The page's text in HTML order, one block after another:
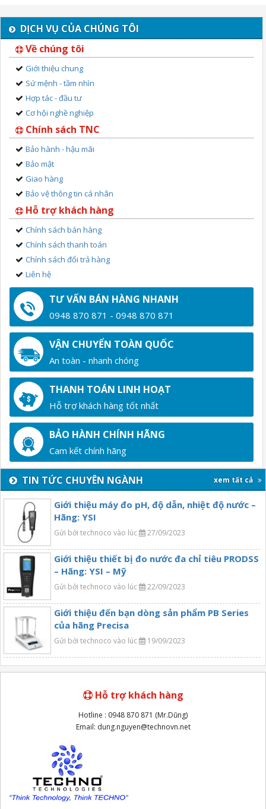
DỊCH VỤ CỦA CHÚNG TÔI
Về chúng tôi
Giới thiệu chung
Sứ mệnh - tầm nhìn
Hợp tác - đầu tư
Cơ hội nghề nghiệp
Chính sách TNC
Bảo hành - hậu mãi
Bảo mật
Giao hàng
Bảo vệ thông tin cá nhân
Hỗ trợ khách hàng
Chính sách bán hàng
Chính sách thanh toán
Chính sách đổi trả hàng
Liên hệ
TƯ VẤN BÁN HÀNG NHANH
0948 870 871 - 0948 870 871
VẬN CHUYỂN TOÀN QUỐC
An toàn - nhanh chóng
THANH TOÁN LINH HOẠT
Hỗ trợ khách hàng tốt nhất
BẢO HÀNH CHÍNH HÃNG
Cam kết chính hãng
TIN TỨC CHUYÊN NGÀNH xem tất cả
Giới thiệu máy đo pH, độ dẫn, nhiệt độ nước –
Hãng: YSI
Gửi bởi technoco vào lúc 27/09/2023
Giới thiệu thiết bị đo nước đa chỉ tiêu PRODSS
– Hãng: YSI – Mỹ
Gửi bởi technoco vào lúc 22/09/2023
Giới thiệu đến bạn dòng sản phẩm PB Series
của hãng Precisa
Gửi bởi technoco vào lúc 19/09/2023
Hỗ trợ khách hàng
Hotline : 0948 870 871 (Mr.Dũng)
Email: dung.nguyen@technovn.net